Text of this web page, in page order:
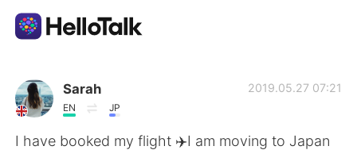
Ứng dụng trao đổi ngôn ngữ
AI Grammar Checker
Sarah
EN JP
2019.05.27 07:21
I have booked my flight ✈️I am moving to Japan